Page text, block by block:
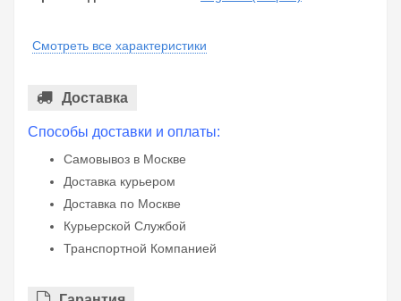
Смотреть все характеристики
Доставка
Способы доставки и оплаты:
Самовывоз в Москве
Доставка курьером
Доставка по Москве
Курьерской Службой
Транспортной Компанией